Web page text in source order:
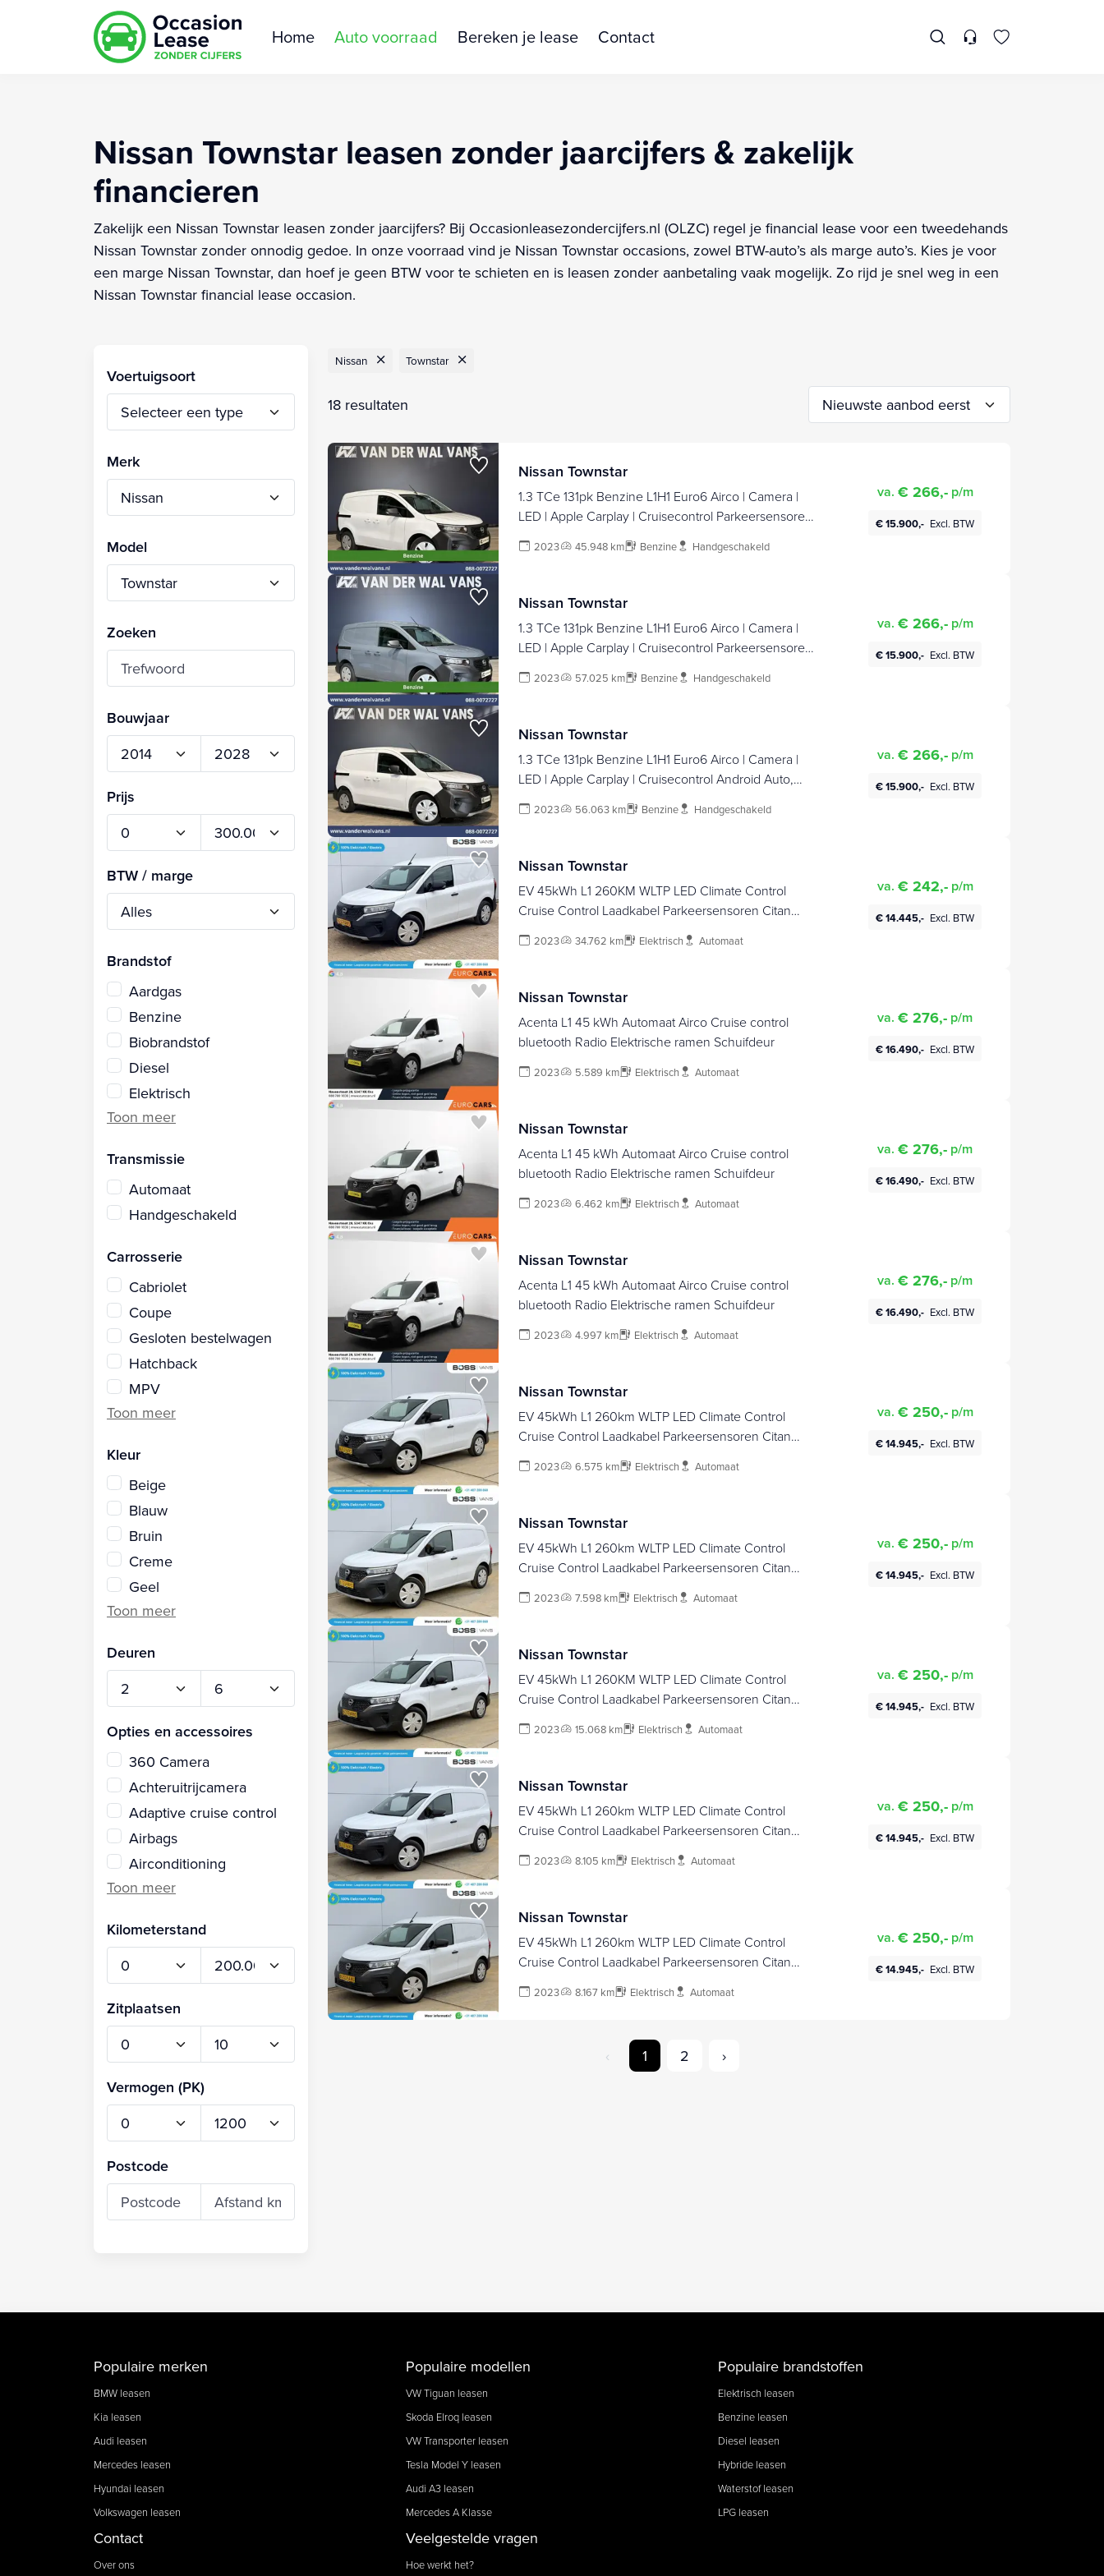
Home Auto voorraad Bereken je lease Contact
Nissan Townstar leasen zonder jaarcijfers & zakelijk
financieren
Zakelijk een Nissan Townstar leasen zonder jaarcijfers? Bij Occasionleasezondercijfers.nl (OLZC) regel je financial lease voor een tweedehands
Nissan Townstar zonder onnodig gedoe. In onze voorraad vind je Nissan Townstar occasions, zowel BTW-auto’s als marge auto’s. Kies je voor
een marge Nissan Townstar, dan hoef je geen BTW voor te schieten en is leasen zonder aanbetaling vaak mogelijk. Zo rijd je snel weg in een
Nissan Townstar financial lease occasion.
Voertuigsoort
Merk
Model
Zoeken
Bouwjaar
Prijs
BTW / marge
Brandstof
Aardgas
Benzine
Biobrandstof
Diesel
Elektrisch
Transmissie
Automaat
Handgeschakeld
Carrosserie
Cabriolet
Coupe
Gesloten bestelwagen
Hatchback
MPV
Kleur
Beige
Blauw
Bruin
Creme
Geel
Deuren
Opties en accessoires
360 Camera
Achteruitrijcamera
Adaptive cruise control
Airbags
Airconditioning
Kilometerstand
Zitplaatsen
Vermogen (PK)
Postcode
Nissan Townstar
18 resultaten
Nissan Townstar
1.3 TCe 131pk Benzine L1H1 Euro6 Airco | Camera |
LED | Apple Carplay | Cruisecontrol Parkeersensoren,
2023 45.948 km Benzine Handgeschakeld
va. € 266,- p/m
€ 15.900,- Excl. BTW
Nissan Townstar
1.3 TCe 131pk Benzine L1H1 Euro6 Airco | Camera |
LED | Apple Carplay | Cruisecontrol Parkeersensoren,
2023 57.025 km Benzine Handgeschakeld
va. € 266,- p/m
€ 15.900,- Excl. BTW
Nissan Townstar
1.3 TCe 131pk Benzine L1H1 Euro6 Airco | Camera |
LED | Apple Carplay | Cruisecontrol Android Auto,
1500kg trekvermogen
2023 56.063 km Benzine Handgeschakeld
va. € 266,- p/m
€ 15.900,- Excl. BTW
Nissan Townstar
EV 45kWh L1 260KM WLTP LED Climate Control
Cruise Control Laadkabel Parkeersensoren Citan
2023 34.762 km Elektrisch Automaat
va. € 242,- p/m
€ 14.445,- Excl. BTW
Nissan Townstar
Acenta L1 45 kWh Automaat Airco Cruise control
bluetooth Radio Elektrische ramen Schuifdeur
2023 5.589 km Elektrisch Automaat
va. € 276,- p/m
€ 16.490,- Excl. BTW
Nissan Townstar
Acenta L1 45 kWh Automaat Airco Cruise control
bluetooth Radio Elektrische ramen Schuifdeur
2023 6.462 km Elektrisch Automaat
va. € 276,- p/m
€ 16.490,- Excl. BTW
Nissan Townstar
Acenta L1 45 kWh Automaat Airco Cruise control
bluetooth Radio Elektrische ramen Schuifdeur
2023 4.997 km Elektrisch Automaat
va. € 276,- p/m
€ 16.490,- Excl. BTW
Nissan Townstar
EV 45kWh L1 260km WLTP LED Climate Control
Cruise Control Laadkabel Parkeersensoren Citan
2023 6.575 km Elektrisch Automaat
va. € 250,- p/m
€ 14.945,- Excl. BTW
Nissan Townstar
EV 45kWh L1 260km WLTP LED Climate Control
Cruise Control Laadkabel Parkeersensoren Citan
2023 7.598 km Elektrisch Automaat
va. € 250,- p/m
€ 14.945,- Excl. BTW
Nissan Townstar
EV 45kWh L1 260KM WLTP LED Climate Control
Cruise Control Laadkabel Parkeersensoren Citan
2023 15.068 km Elektrisch Automaat
va. € 250,- p/m
€ 14.945,- Excl. BTW
Nissan Townstar
EV 45kWh L1 260km WLTP LED Climate Control
Cruise Control Laadkabel Parkeersensoren Citan
2023 8.105 km Elektrisch Automaat
va. € 250,- p/m
€ 14.945,- Excl. BTW
Nissan Townstar
EV 45kWh L1 260km WLTP LED Climate Control
Cruise Control Laadkabel Parkeersensoren Citan
2023 8.167 km Elektrisch Automaat
va. € 250,- p/m
€ 14.945,- Excl. BTW
‹ 1 2 ›
Populaire merken
BMW leasen
Kia leasen
Audi leasen
Mercedes leasen
Hyundai leasen
Volkswagen leasen
Populaire modellen
VW Tiguan leasen
Skoda Elroq leasen
VW Transporter leasen
Tesla Model Y leasen
Audi A3 leasen
Mercedes A Klasse
Populaire brandstoffen
Elektrisch leasen
Benzine leasen
Diesel leasen
Hybride leasen
Waterstof leasen
LPG leasen
Contact
Over ons
Veelgestelde vragen
Hoe werkt het?